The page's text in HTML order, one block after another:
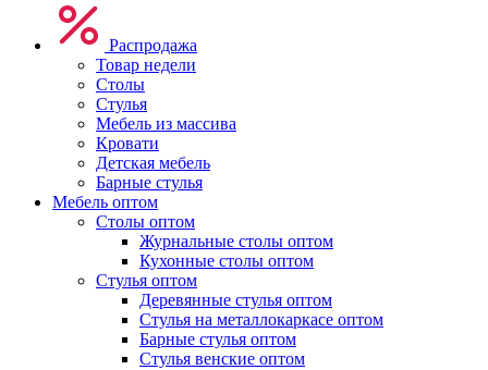
Распродажа
Товар недели
Столы
Стулья
Мебель из массива
Кровати
Детская мебель
Барные стулья
Мебель оптом
Столы оптом
Журнальные столы оптом
Кухонные столы оптом
Стулья оптом
Деревянные стулья оптом
Стулья на металлокаркасе оптом
Барные стулья оптом
Стулья венские оптом